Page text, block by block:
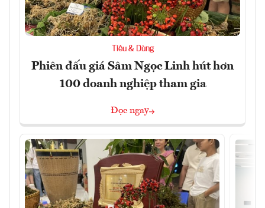
Tiêu & Dùng
Phiên đấu giá Sâm Ngọc Linh hút hơn
100 doanh nghiệp tham gia
Đọc ngay